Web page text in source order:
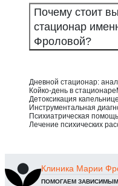
Почему стоит
стационар
Фроловой?
Дневной стационар:
Койко-день в стационаре
Детоксикация
Инструментальная
Психиатрическая помощь
Лечение психических
Клиника Марии
ПОМОГАЕМ ЗАВИСИМЫМ